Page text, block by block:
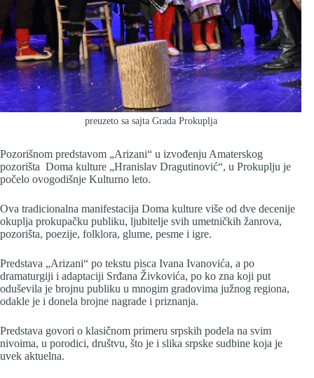
preuzeto sa sajta Grada Prokuplja
Pozorišnom predstavom „Arizani“ u izvođenju Amaterskog
pozorišta Doma kulture „Hranislav Dragutinović“, u Prokuplju je
počelo ovogodišnje Kulturno leto.
Ova tradicionalna manifestacija Doma kulture više od dve decenije
okuplja prokupačku publiku, ljubitelje svih umetničkih žanrova,
pozorišta, poezije, folklora, glume, pesme i igre.
Predstava „Arizani“ po tekstu pisca Ivana Ivanovića, a po
dramaturgiji i adaptaciji Srđana Živkovića, po ko zna koji put
oduševila je brojnu publiku u mnogim gradovima južnog regiona,
odakle je i donela brojne nagrade i priznanja.
Predstava govori o klasičnom primeru srpskih podela na svim
nivoima, u porodici, društvu, što je i slika srpske sudbine koja je
uvek aktuelna.